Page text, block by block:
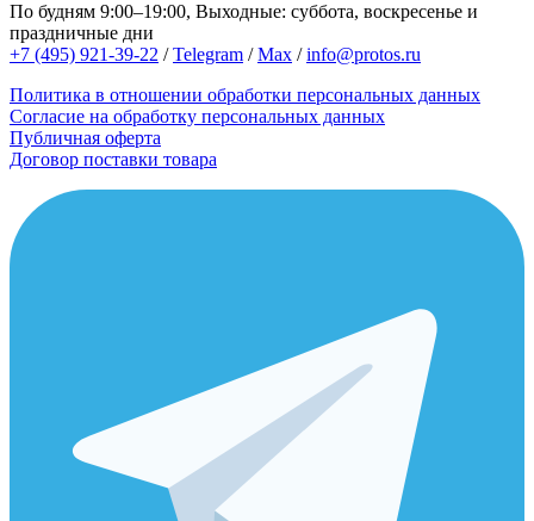
По будням 9:00–19:00, Выходные: суббота, воскресенье и
праздничные дни
+7 (495) 921-39-22 /Telegram /Max /info@protos.ru
Политика в отношении обработки персональных данных
Согласие на обработку персональных данных
Публичная оферта
Договор поставки товара